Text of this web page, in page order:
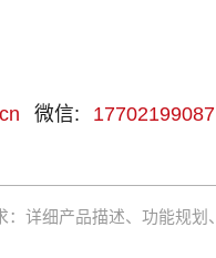
微信: 17702199087